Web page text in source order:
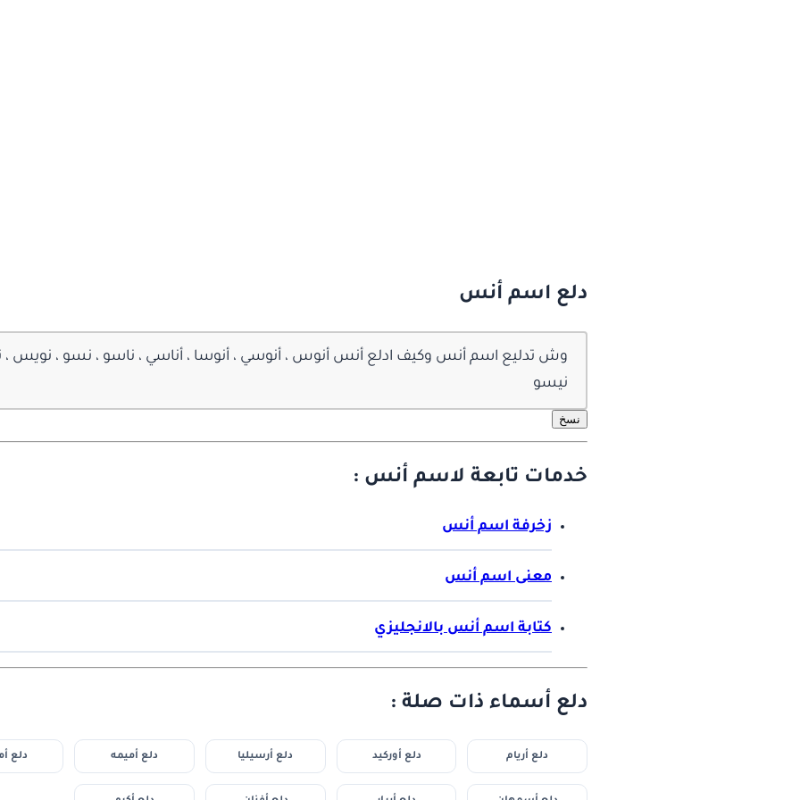
دلع اسم أنس
وش تدليع اسم أنس وكيف ادلع أنس أنوس ، أنوسي ، أنوسا ، أناسي ، ناسو ، نسو ، نويس ،
نيسو
نسخ
خدمات تابعة لاسم أنس :
زخرفة اسم أنس
معنى اسم أنس
كتابة اسم أنس بالانجليزي
دلع أسماء ذات صلة :
دلع أريام دلع أوركيد دلع أرسيليا دلع أميمه دلع